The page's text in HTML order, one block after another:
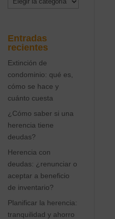
Entradas
recientes
Extinción de
condominio: qué es,
cómo se hace y
cuánto cuesta
¿Cómo saber si una
herencia tiene
deudas?
Herencia con
deudas: ¿renunciar o
aceptar a beneficio
de inventario?
Planificar la herencia:
tranquilidad y ahorro